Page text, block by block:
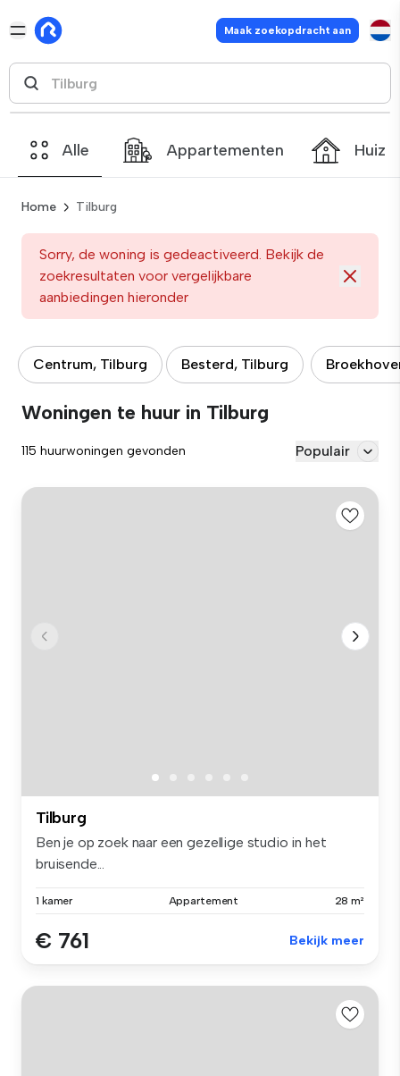
Maak zoekopdracht aan
Alle Appartementen
Home Tilburg
Sorry, de woning is gedeactiveerd. Bekijk de
zoekresultaten voor vergelijkbare
aanbiedingen hieronder
Centrum, Tilburg Besterd, Tilburg
Woningen te huur in Tilburg
115 huurwoningen gevonden Populair
Tilburg
Ben je op zoek naar een gezellige studio in het
bruisende...
1 kamer Appartement 28 m²
€ 761 Bekijk meer